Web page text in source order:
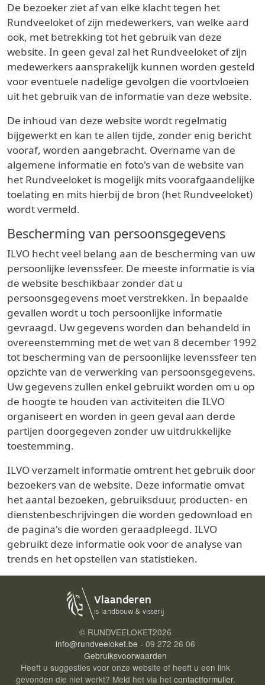
De bezoeker ziet af van elke klacht tegen het
Rundveeloket of zijn medewerkers, van welke aard
ook, met betrekking tot het gebruik van deze
website. In geen geval zal het Rundveeloket of zijn
medewerkers aansprakelijk kunnen worden gesteld
voor eventuele nadelige gevolgen die voortvloeien
uit het gebruik van de informatie van deze website.
De inhoud van deze website wordt regelmatig
bijgewerkt en kan te allen tijde, zonder enig bericht
vooraf, worden aangebracht. Overname van de
algemene informatie en foto's van de website van
het Rundveeloket is mogelijk mits voorafgaandelijke
toelating en mits hierbij de bron (het Rundveeloket)
wordt vermeld.
Bescherming van persoonsgegevens
ILVO hecht veel belang aan de bescherming van uw
persoonlijke levenssfeer. De meeste informatie is via
de website beschikbaar zonder dat u
persoonsgegevens moet verstrekken. In bepaalde
gevallen wordt u toch persoonlijke informatie
gevraagd. Uw gegevens worden dan behandeld in
overeenstemming met de wet van 8 december 1992
tot bescherming van de persoonlijke levenssfeer ten
opzichte van de verwerking van persoonsgegevens.
Uw gegevens zullen enkel gebruikt worden om u op
de hoogte te houden van activiteiten die ILVO
organiseert en worden in geen geval aan derde
partijen doorgegeven zonder uw uitdrukkelijke
toestemming.
ILVO verzamelt informatie omtrent het gebruik door
bezoekers van de website. Deze informatie omvat
het aantal bezoeken, gebruiksduur, producten- en
dienstenbeschrijvingen die worden gedownload en
de pagina's die worden geraadpleegd. ILVO
gebruikt deze informatie ook voor de analyse van
trends en het opstellen van statistieken.
© RUNDVEELOKET2026
info@rundveeloket.be - 09 272 26 06
Gebruiksvoorwaarden
Heeft u suggesties voor onze website of heeft u een link
gevonden die niet werkt? Meld het via het contactformulier.